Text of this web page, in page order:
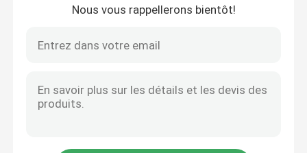
Nous vous rappellerons bientôt!